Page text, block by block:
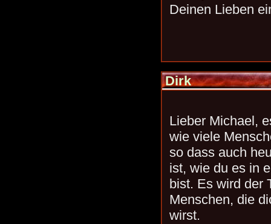
Deinen Lieben
Dirk
Lieber Michael,
wie viele
so dass auch
ist, wie du es in
bist. Es wird der
Menschen, die
wirst.